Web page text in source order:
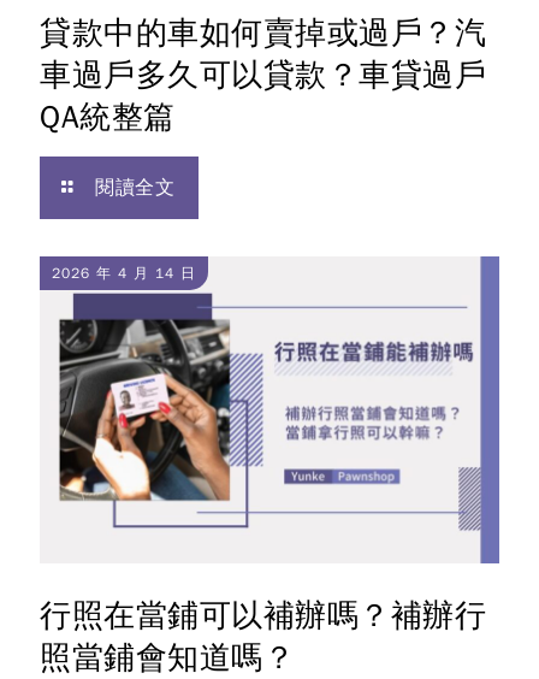
貸款中的車如何賣掉或過戶？汽
車過戶多久可以貸款？車貸過戶
QA統整篇
閱讀全文
2026 年 4 月 14 日
行照在當鋪可以補辦嗎？補辦行
照當鋪會知道嗎？